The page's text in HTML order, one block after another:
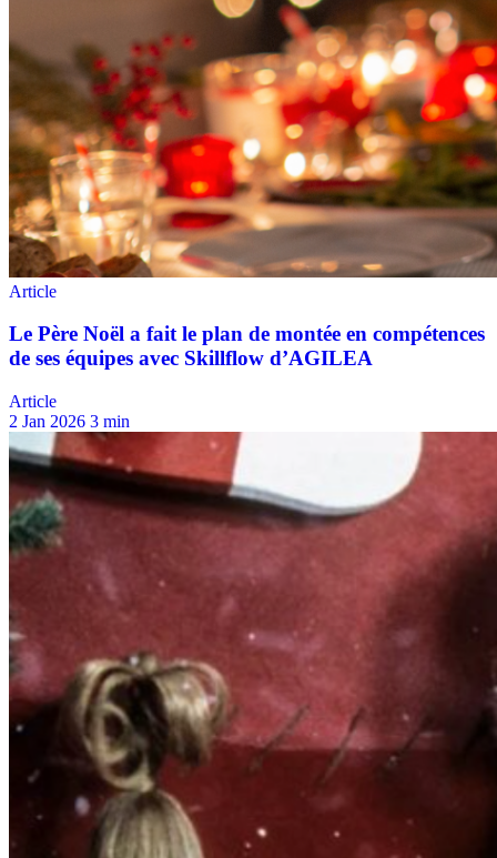
Article
2 Jan 2026 3 min